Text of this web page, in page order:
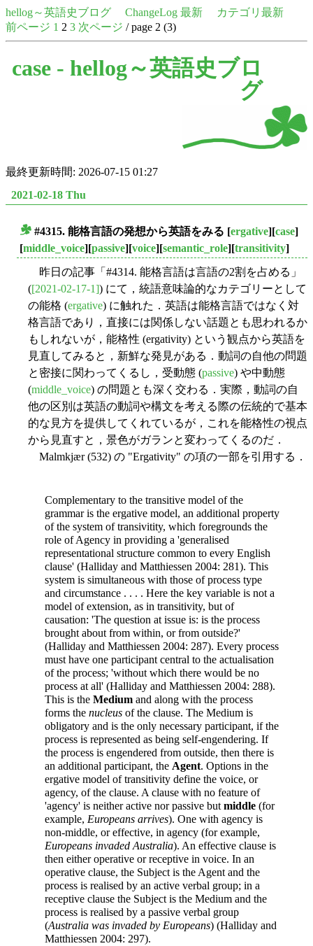
hellog～英語史ブログ ChangeLog 最新
カテゴリ最新
前ページ 1 2 3 次ページ / page 2 (3)
case - hellog～英語史ブロ
グ
最終更新時間: 2026-07-15 01:27
2021-02-18 Thu
#4315. 能格言語の発想から英語をみる [ergative][case]
[middle_voice][passive][voice][semantic_role][transitivity]
昨日の記事「#4314. 能格言語は言語の2割を占める」
([2021-02-17-1]) にて，統語意味論的なカテゴリーとして
の能格 (ergative) に触れた．英語は能格言語ではなく対
格言語であり，直接には関係しない話題とも思われるか
もしれないが，能格性 (ergativity) という観点から英語を
見直してみると，新鮮な発見がある．動詞の自他の問題
と密接に関わってくるし，受動態 (passive) や中動態
(middle_voice) の問題とも深く交わる．実際，動詞の自
他の区別は英語の動詞や構文を考える際の伝統的で基本
的な見方を提供してくれているが，これを能格性の視点
から見直すと，景色がガランと変わってくるのだ．
Malmkjær (532) の "Ergativity" の項の一部を引用する．
Complementary to the transitive model of the
grammar is the ergative model, an additional property
of the system of transivitity, which foregrounds the
role of Agency in providing a 'generalised
representational structure common to every English
clause' (Halliday and Matthiessen 2004: 281). This
system is simultaneous with those of process type
and circumstance . . . . Here the key variable is not a
model of extension, as in transitivity, but of
causation: 'The question at issue is: is the process
brought about from within, or from outside?'
(Halliday and Matthiessen 2004: 287). Every process
must have one participant central to the actualisation
of the process; 'without which there would be no
process at all' (Halliday and Matthiessen 2004: 288).
This is the Medium and along with the process
forms the nucleus of the clause. The Medium is
obligatory and is the only necessary participant, if the
process is represented as being self-engendering. If
the process is engendered from outside, then there is
an additional participant, the Agent. Options in the
ergative model of transitivity define the voice, or
agency, of the clause. A clause with no feature of
'agency' is neither active nor passive but middle (for
example, Europeans arrives). One with agency is
non-middle, or effective, in agency (for example,
Europeans invaded Australia). An effective clause is
then either operative or receptive in voice. In an
operative clause, the Subject is the Agent and the
process is realised by an active verbal group; in a
receptive clause the Subject is the Medium and the
process is realised by a passive verbal group
(Australia was invaded by Europeans) (Halliday and
Matthiessen 2004: 297).